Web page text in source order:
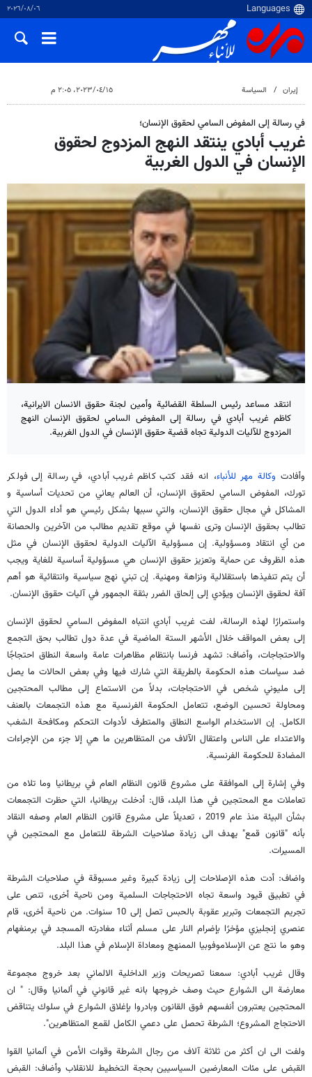
٠٦‏/٠٨‏/٢٠٢٦
إيران السياسة ١٥‏/٠٤‏/٢٠٢٣، ٢:٠٥ م
في رسالة إلى المفوض السامي لحقوق الإنسان؛
غريب أبادي ينتقد النهج المزدوج لحقوق
الإنسان في الدول الغربية
انتقد مساعد رئيس السلطة القضائية وأمين لجنة حقوق الانسان الايرانية،
كاظم غريب أبادي في رسالة إلى المفوض السامي لحقوق الإنسان النهج
المزدوج للآليات الدولية تجاه قضية حقوق الإنسان في الدول الغربية.
وأفادت وكالة مهر للأنباء، انه فقد كتب كاظم غريب أبادي، في رسالة إلى فولكر
تورك، المفوض السامي لحقوق الإنسان، أن العالم يعاني من تحديات أساسية و
المشاكل في مجال حقوق الإنسان، والتي سببها بشكل رئيسي هو أداء الدول التي
تطالب بحقوق الإنسان وترى نفسها في موقع تقديم مطالب من الآخرين والحصانة
من أي انتقاد ومسؤولية. إن مسؤولية الآليات الدولية لحقوق الإنسان في مثل
هذه الظروف عن حماية وتعزيز حقوق الإنسان هي مسؤولية أساسية للغاية ويجب
أن يتم تنفيذها باستقلالية ونزاهة ومهنية. إن تبني نهج سياسية وانتقائية هو أهم
آفة لحقوق الإنسان ويؤدي إلى إلحاق الضرر بثقة الجمهور في آليات حقوق الإنسان.
واستمرارًا لهذه الرسالة، لفت غريب أبادي انتباه المفوض السامي لحقوق الإنسان
إلى بعض المواقف خلال الأشهر الستة الماضية في عدة دول تطالب بحق التجمع
والاحتجاجات، وأضاف: تشهد فرنسا بانتظام مظاهرات عامة واسعة النطاق احتجاجًا
ضد سياسات هذه الحكومة بالطريقة التي شارك فيها وفي بعض الحالات ما يصل
إلى مليوني شخص في الاحتجاجات، بدلاً من الاستماع إلى مطالب المحتجين
ومحاولة تحسين الوضع، تتعامل الحكومة الفرنسية مع هذه التجمعات بالعنف
الكامل. إن الاستخدام الواسع النطاق والمتطرف لأدوات التحكم ومكافحة الشغب
والاعتداء على الناس واعتقال الآلاف من المتظاهرين ما هي إلا جزء من الإجراءات
المضادة للحكومة الفرنسية.
وفي إشارة إلى الموافقة على مشروع قانون النظام العام في بريطانيا وما تلاه من
تعاملات مع المحتجين في هذا البلد، قال: أدخلت بريطانيا، التي حظرت التجمعات
بشأن البيئة منذ عام 2019 ، تعديلاً على مشروع قانون النظام العام وصفه النقاد
بأنه "قانون قمع" يهدف الى زيادة صلاحيات الشرطة للتعامل مع المحتجين في
المسيرات.
واضاف: أدت هذه الإصلاحات إلى زيادة كبيرة وغير مسبوقة في صلاحيات الشرطة
في تطبيق قيود واسعة تجاه الاحتجاجات السلمية ومن ناحية أخرى، تنص على
تجريم التجمعات وتبرير عقوبة بالحبس تصل إلى 10 سنوات. من ناحية أخرى، قام
عنصري إنجليزي مؤخرًا بإضرام النار على مسلم أثناء مغادرته المسجد في برمنغهام
وهو ما نتج عن الإسلاموفوبيا الممنهج ومعاداة الإسلام في هذا البلد.
وقال غريب أبادي: سمعنا تصريحات وزير الداخلية الالماني بعد خروج مجموعة
معارضة الى الشوارع حيث وصف خروجها بانه غير قانوني في ألمانيا وقال: " ان
المحتجين يعتبرون أنفسهم فوق القانون وبادروا بإغلاق الشوارع في سلوك يتناقض
الاحتجاج المشروع؛ الشرطة تحصل على دعمي الكامل لقمع المتظاهرين".
ولفت الى ان أكثر من ثلاثة آلاف من رجال الشرطة وقوات الأمن في ألمانيا القوا
القبض على مئات المعارضين السياسيين بحجة التخطيط للانقلاب وأضاف: القبض